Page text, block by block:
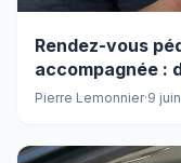
Rendez-vous
accompagnée :
Pierre Lemonnier·9